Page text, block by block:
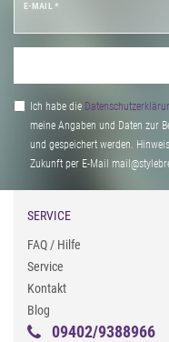
E-MAIL *
Ich habe die
meine Angaben und Daten zur
und gespeichert werden.
Zukunft per E-Mail
SERVICE
FAQ / Hilfe
Service
Kontakt
Blog
09402/9388966